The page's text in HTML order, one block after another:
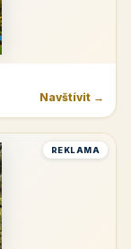
Navštívit →
REKLAMA